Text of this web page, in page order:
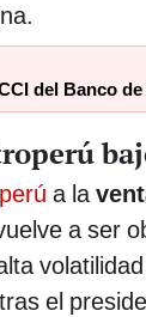
del Banco
a la
a ser
el